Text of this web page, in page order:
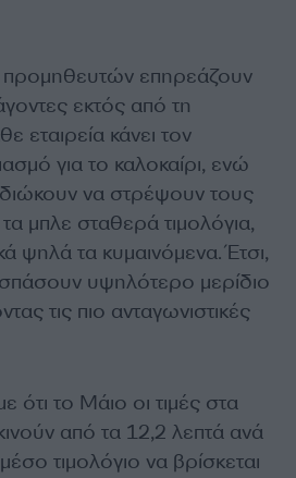
προμηθευτών επηρεάζουν
εκτός από τη
εταιρεία κάνει τον
για το καλοκαίρι, ενώ
να στρέψουν τους
μπλε σταθερά τιμολόγια,
ψηλά τα κυμαινόμενα. Έτσι,
υψηλότερο μερίδιο
τις πιο ανταγωνιστικές
ότι το Μάιο οι τιμές στα
από τα 12,2 λεπτά ανά
τιμολόγιο να βρίσκεται